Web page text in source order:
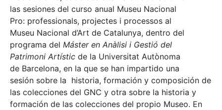
las sesiones del curso anual Museu Nacional
Pro: professionals, projectes i processos al
Museu Nacional d’Art de Catalunya, dentro del
programa del Máster en Anàlisi i Gestió del
Patrimoni Artístic de la Universitat Autònoma
de Barcelona, en la que se han impartido una
sesión sobre la historia, formación y composición de
las colecciones del GNC y otra sobre la historia y
formación de las colecciones del propio Museo. En